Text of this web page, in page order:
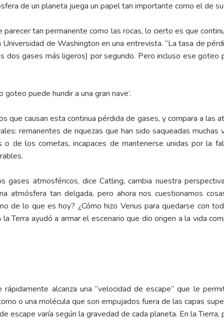
de un planeta juega un papel tan importante como el de
tan permanente como las rocas, lo cierto es que
de Washington en una entrevista. “La tasa de
dos gases más ligeros) por segundo. Pero incluso ese
goteo puede hundir a una gran nave’.
que causan esta continua pérdida de gases, y compara a
remanentes de riquezas que han sido saqueadas
de los cometas, incapaces de mantenerse unidas por la
gases atmosféricos, dice Catling, cambia nuestra
atmósfera tan delgada, pero ahora nos cuestionamos
de lo que es hoy? ¿Cómo hizo Venus para quedarse con
Terra ayudó a armar el escenario que dio origen a la vida
alcanza una “velocidad de escape” que le
o una molécula que son empujados fuera de las capas
escape varía según la gravedad de cada planeta. En la